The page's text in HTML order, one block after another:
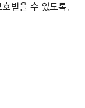
받을 수 있도록,